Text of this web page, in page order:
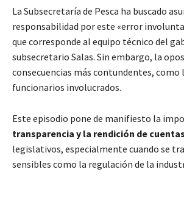
La Subsecretaría de Pesca ha buscado
responsabilidad por este «error
que corresponde al equipo técnico del
subsecretario Salas. Sin embargo, la
consecuencias más contundentes, como
funcionarios involucrados.
Este episodio pone de manifiesto la
transparencia y la rendición de cuentas
legislativos, especialmente cuando se
sensibles como la regulación de la